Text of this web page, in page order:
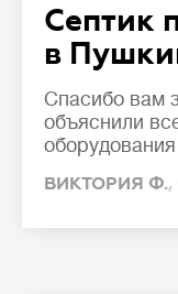
Септик
в
Спасибо вам
объяснили
оборудования
ВИКТОРИЯ Ф.